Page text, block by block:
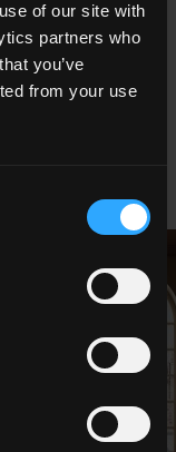
of our site with
partners who
you’ve
from your use
vie à Feeling, une
fragments effet bois
de la chaleur